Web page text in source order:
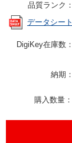
品質ランク：
データシート
DigiKey在庫数：
納期：
購入数量